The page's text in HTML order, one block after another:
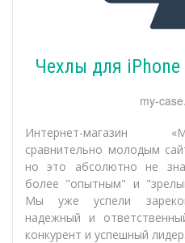
Чехлы для iPhone
my-
Интернет-магазин
сравнительно молодым
но это абсолютно не
более "опытным" и
Мы уже успели
надежный и
конкурент и успешный лидер.